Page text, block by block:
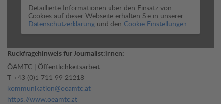
Detaillierte Informationen über den Einsatz von
Cookies auf dieser Webseite erhalten Sie in unserer
Datenschutzerklärung und den Cookie-Einstellungen.
Rückfragehinweis für Journalist:innen:
ÖAMTC | Öffentlichkeitsarbeit
T +43 (0)1 711 99 21218
kommunikation@oeamtc.at
https://www.oeamtc.at